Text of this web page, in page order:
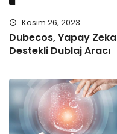
Kasım 26, 2023
Dubecos, Yapay Zeka
Destekli Dublaj Aracı